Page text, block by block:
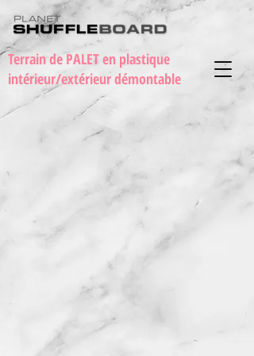
Terrain de PALET en plastique
intérieur/extérieur démontable